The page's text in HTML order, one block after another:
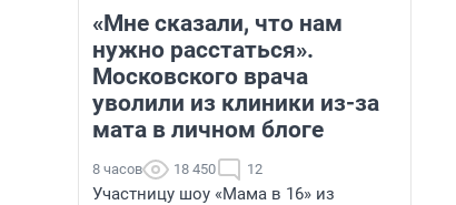
«Мне сказали, что нам
нужно расстаться».
Московского врача
уволили из клиники из-за
мата в личном блоге
8 часов 18 450 12
Участницу шоу «Мама в 16» из